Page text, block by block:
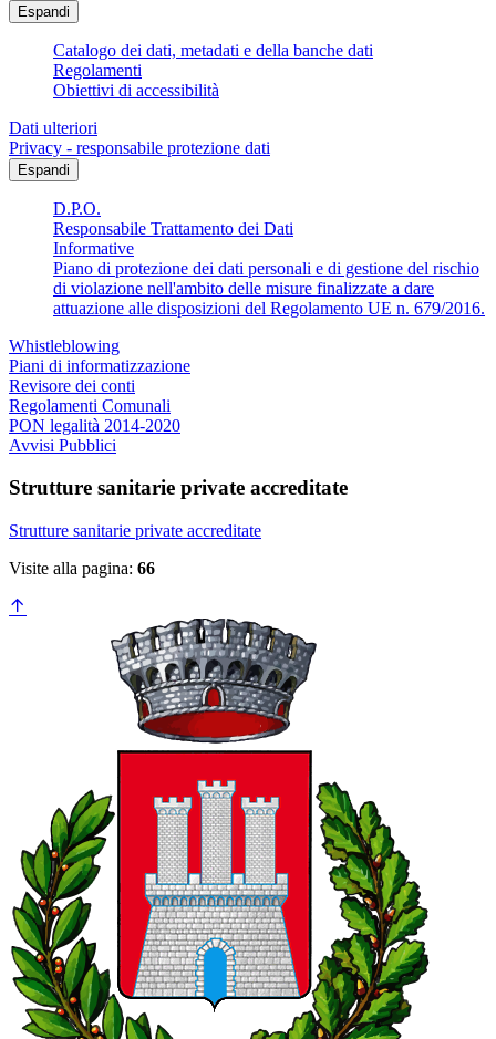
Espandi
Catalogo dei dati, metadati e della banche dati
Regolamenti
Obiettivi di accessibilità
Dati ulteriori
Privacy - responsabile protezione dati
Espandi
D.P.O.
Responsabile Trattamento dei Dati
Informative
Piano di protezione dei dati personali e di gestione del rischio
di violazione nell'ambito delle misure finalizzate a dare
attuazione alle disposizioni del Regolamento UE n. 679/2016.
Whistleblowing
Piani di informatizzazione
Revisore dei conti
Regolamenti Comunali
PON legalità 2014-2020
Avvisi Pubblici
Strutture sanitarie private accreditate
Strutture sanitarie private accreditate
Visite alla pagina: 66